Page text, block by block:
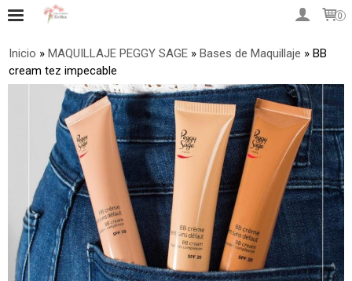
0
Inicio » MAQUILLAJE PEGGY SAGE » Bases de Maquillaje » BB
cream tez impecable